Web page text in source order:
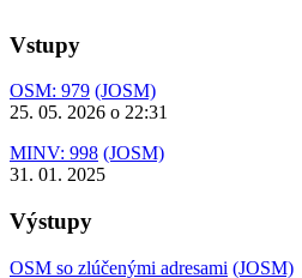
Vstupy
OSM: 979 (JOSM)
25. 05. 2026 o 22:31
MINV: 998 (JOSM)
31. 01. 2025
Výstupy
OSM so zlúčenými adresami (JOSM)